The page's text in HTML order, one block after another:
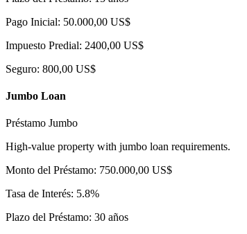
Pago Inicial: 50.000,00 US$
Impuesto Predial: 2400,00 US$
Seguro: 800,00 US$
Jumbo Loan
Préstamo Jumbo
High-value property with jumbo loan requirements.
Monto del Préstamo: 750.000,00 US$
Tasa de Interés: 5.8%
Plazo del Préstamo: 30 años